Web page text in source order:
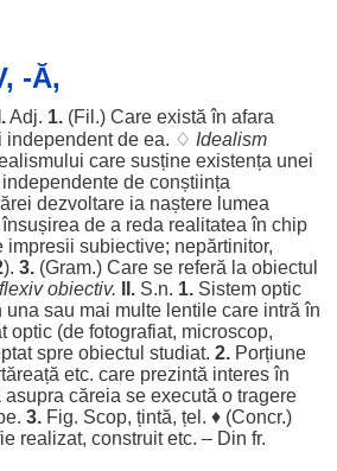
-Ă,
I.Adj. 1.(Fil .) Care există în afara
independentde ea. ♢ Idealism
care susține existența unei
independentede conștiința
dezvoltareia naștere lumea
însușirea de a reda realitatea în chip
impresii subiective; nepărtinitor,
). 3.(Gram.) Care se referă la obiectul
obiectiv. II.S.n. 1. Sistem optic
una sau mai multe lentilecare intră în
optic(de fotografiat, microscop,
spre obiectul studiat. 2. Porțiune
etc. care prezintă interesîn
asupra căreia se execută o tragere
. 3.Fig. Scop, țintă, țel . ♦ (Concr.)
realizat, construitetc. – Din fr.